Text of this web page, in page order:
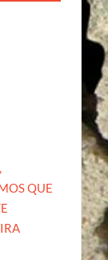
QUE